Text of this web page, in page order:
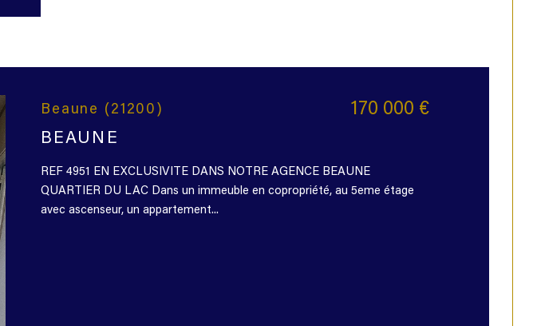
Beaune (21200)
BEAUNE
170 000 €
REF 4951 EN EXCLUSIVITE DANS NOTRE AGENCE BEAUNE
QUARTIER DU LAC Dans un immeuble en copropriété, au 5eme étage
avec ascenseur, un appartement...